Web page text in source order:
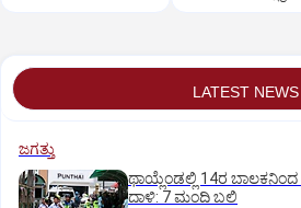
LATEST NEWS
ಜಗತ್ತು
ಥಾಯ್ಲೆಂಡಲ್ಲಿ 14ರ
ದಾಳಿ: 7 ಮಂದಿ ಬಲಿ